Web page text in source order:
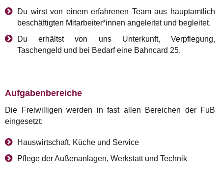
Du wirst von einem erfahrenen Team aus hauptamtlich
beschäftigten Mitarbeiter*innen angeleitet und begleitet.
Du erhältst von uns Unterkunft, Verpflegung,
Taschengeld und bei Bedarf eine Bahncard 25.
Aufgabenbereiche
Die Freiwilligen werden in fast allen Bereichen der FuB
eingesetzt:
Hauswirtschaft, Küche und Service
Pflege der Außenanlagen, Werkstatt und Technik